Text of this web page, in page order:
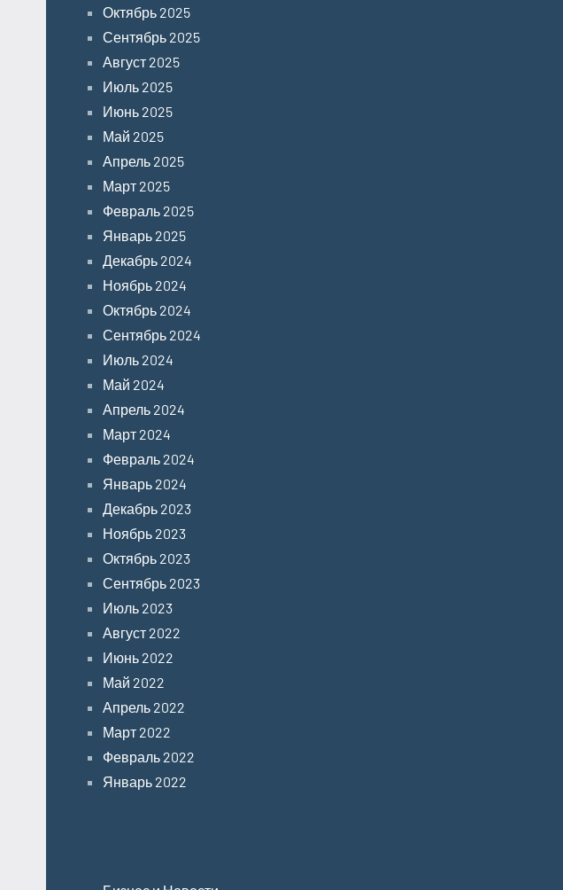
Октябрь 2025
Сентябрь 2025
Август 2025
Июль 2025
Июнь 2025
Май 2025
Апрель 2025
Март 2025
Февраль 2025
Январь 2025
Декабрь 2024
Ноябрь 2024
Октябрь 2024
Сентябрь 2024
Июль 2024
Май 2024
Апрель 2024
Март 2024
Февраль 2024
Январь 2024
Декабрь 2023
Ноябрь 2023
Октябрь 2023
Сентябрь 2023
Июль 2023
Август 2022
Июнь 2022
Май 2022
Апрель 2022
Март 2022
Февраль 2022
Январь 2022